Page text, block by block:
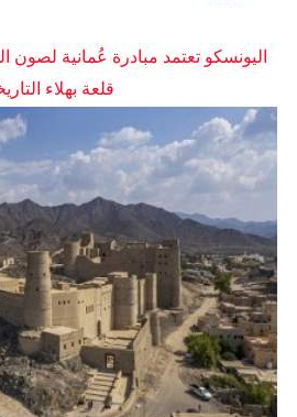
اليونسكو تعتمد مبادرة عُمانية لصون
قلعة بهلاء